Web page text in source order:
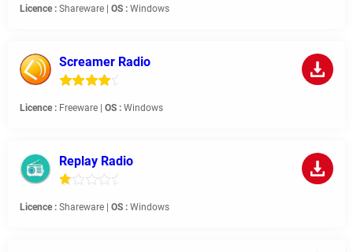
Licence : Shareware | OS : Windows
Screamer Radio
Licence : Freeware | OS : Windows
Replay Radio
Licence : Shareware | OS : Windows